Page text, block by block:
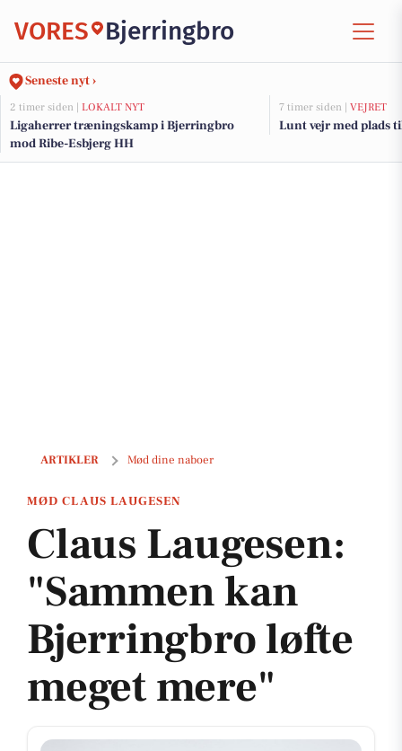
VORES Bjerringbro
Seneste nyt ›
2 timer siden | LOKALT NYT
Ligaherrer træningskamp i Bjerringbro
mod Ribe-Esbjerg HH
7 timer siden | VEJRET
Lunt vejr med plads
ARTIKLER Mød dine naboer
Claus Laugesen: "Sammen kan Bjerringbro løfte meget mere"
MØD CLAUS LAUGESEN
Claus Laugesen:
"Sammen kan
Bjerringbro løfte
meget mere"